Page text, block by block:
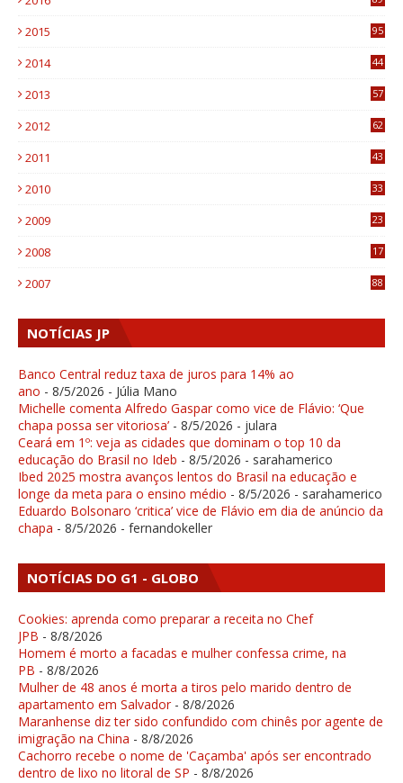
2015
95
2014
44
2013
57
2012
62
2011
43
2010
33
2009
23
2008
17
2007 88
NOTÍCIAS JP
Banco Central reduz taxa de juros para 14% ao
ano - 8/5/2026 - Júlia Mano
Michelle comenta Alfredo Gaspar como vice de Flávio: ‘Que
chapa possa ser vitoriosa’ - 8/5/2026 - julara
Ceará em 1º: veja as cidades que dominam o top 10 da
educação do Brasil no Ideb - 8/5/2026 - sarahamerico
Ibed 2025 mostra avanços lentos do Brasil na educação e
longe da meta para o ensino médio - 8/5/2026 - sarahamerico
Eduardo Bolsonaro ‘critica’ vice de Flávio em dia de anúncio da
chapa - 8/5/2026 - fernandokeller
NOTÍCIAS DO G1 - GLOBO
Cookies: aprenda como preparar a receita no Chef
JPB - 8/8/2026
Homem é morto a facadas e mulher confessa crime, na
PB - 8/8/2026
Mulher de 48 anos é morta a tiros pelo marido dentro de
apartamento em Salvador - 8/8/2026
Maranhense diz ter sido confundido com chinês por agente de
imigração na China - 8/8/2026
Cachorro recebe o nome de 'Caçamba' após ser encontrado
dentro de lixo no litoral de SP - 8/8/2026